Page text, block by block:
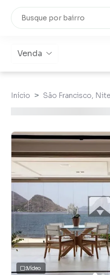
Venda
Início São Francisco,
Vídeo